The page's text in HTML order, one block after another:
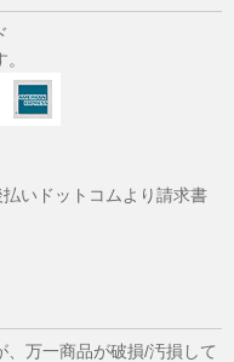
いドットコムより請求書
万一商品が破損/汚損して